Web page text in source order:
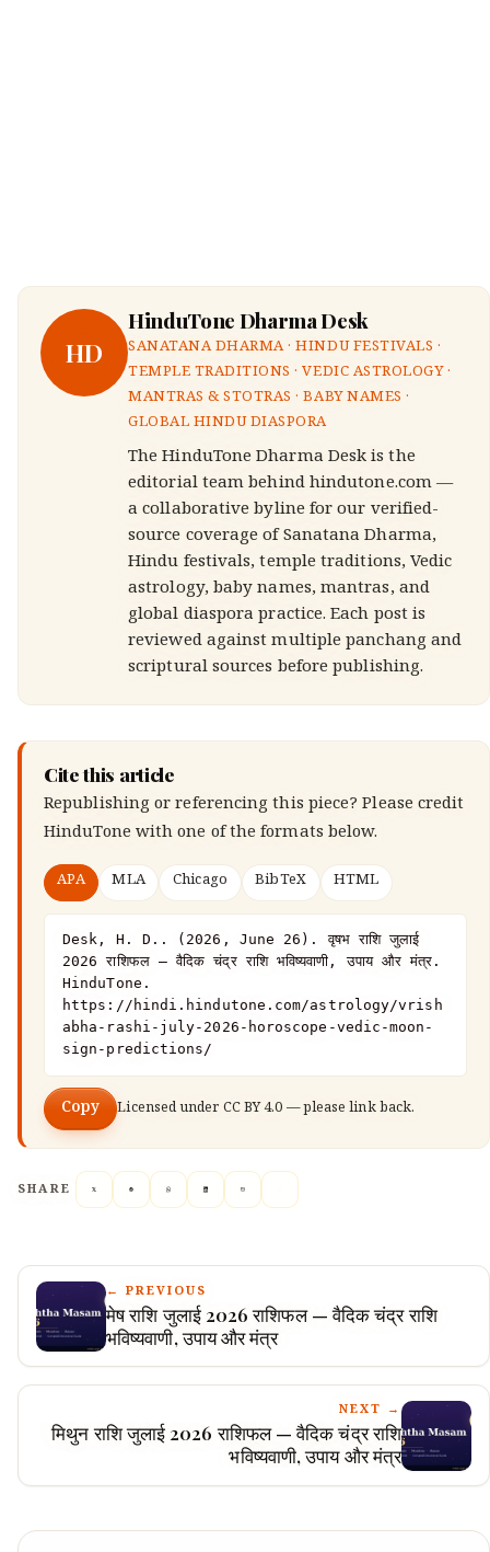
HD
HinduTone Dharma Desk
SANATANA DHARMA · HINDU FESTIVALS ·
TEMPLE TRADITIONS · VEDIC ASTROLOGY ·
MANTRAS & STOTRAS · BABY NAMES ·
GLOBAL HINDU DIASPORA
The HinduTone Dharma Desk is the
editorial team behind hindutone.com —
a collaborative byline for our verified-
source coverage of Sanatana Dharma,
Hindu festivals, temple traditions, Vedic
astrology, baby names, mantras, and
global diaspora practice. Each post is
reviewed against multiple panchang and
scriptural sources before publishing.
Cite this article
Republishing or referencing this piece? Please credit
HinduTone with one of the formats below.
APA MLA Chicago BibTeX HTML
Desk, H. D.. (2026, June 26). वृषभ राशि जुलाई
2026 राशिफल — वैदिक चंद्र राशि भविष्यवाणी, उपाय और मंत्र.
HinduTone.
https://hindi.hindutone.com/astrology/vrish
abha-rashi-july-2026-horoscope-vedic-moon-
sign-predictions/
Copy Licensed under CC BY 4.0 — please link back.
SHARE
← PREVIOUS
मेष राशि जुलाई 2026 राशिफल — वैदिक चंद्र राशि
भविष्यवाणी, उपाय और मंत्र
NEXT →
मिथुन राशि जुलाई 2026 राशिफल — वैदिक चंद्र राशि
भविष्यवाणी, उपाय और मंत्र